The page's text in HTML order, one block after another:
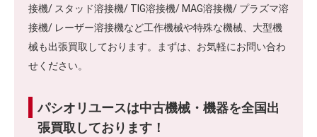
接機/ スタッド溶接機/ TIG溶接機/ MAG溶接機/ プラズマ溶
接機/ レーザー溶接機など工作機械や特殊な機械、大型機
械も出張買取しております。まずは、お気軽にお問い合わ
せください。
パシオリユースは中古機械・機器を全国出
張買取しております！